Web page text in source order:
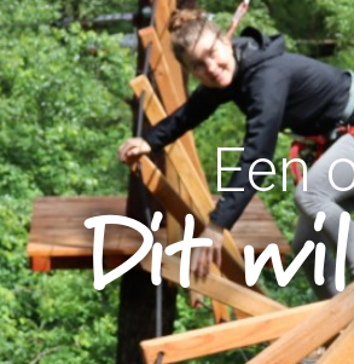
bij
Een
Dit
Het